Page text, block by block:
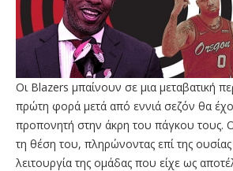
Οι Blazers μπαίνουν σε μια μεταβατική
πρώτη φορά μετά από εννιά σεζόν θα
προπονητή στην άκρη του πάγκου
τη θέση του, πληρώνοντας επί της ουσίας
λειτουργία της ομάδας που είχε ως